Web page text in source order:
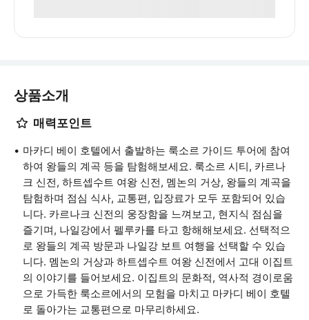
상품소개
매력포인트
마카디 베이 호텔에서 출발하는 룩소르 가이드 투어에 참여
하여 왕들의 계곡 등을 탐험해보세요. 룩소르 시티, 카르나
크 신전, 하트셉수트 여왕 신전, 멤논의 거상, 왕들의 계곡을
탐험하며 점심 식사, 교통편, 입장료가 모두 포함되어 있습
니다. 카르나크 신전의 웅장함을 느껴보고, 현지식 점심을
즐기며, 나일강에서 펠루카를 타고 항해해보세요. 선택적으
로 왕들의 계곡 방문과 나일강 보트 여행을 선택할 수 있습
니다. 멤논의 거상과 하트셉수트 여왕 신전에서 고대 이집트
의 이야기를 들어보세요. 이집트의 문화적, 역사적 경이로움
으로 가득한 룩소르에서의 모험을 마치고 마카디 베이 호텔
로 돌아가는 교통편으로 마무리하세요.